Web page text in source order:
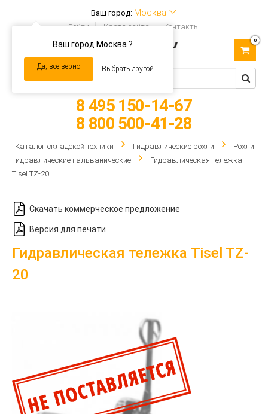
Ваш город: Москва
Ваш город Москва ?
Да, все верно Выбрать другой
Войти Карта сайта Контакты
navigation
0
8 495 150-14-67
8 800 500-41-28
Каталог складской техники Гидравлические рохли
Рохли
гидравлические гальванические
Гидравлическая тележка
Tisel TZ-20
Скачать коммерческое предложение
Версия для печати
Гидравлическая тележка Tisel TZ-
20